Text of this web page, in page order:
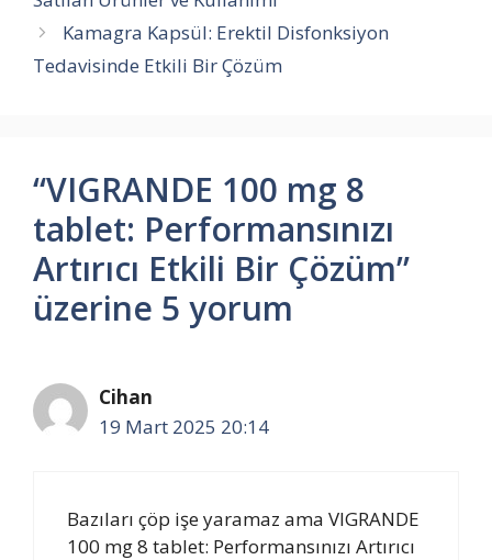
Kamagra Kapsül: Erektil Disfonksiyon
Tedavisinde Etkili Bir Çözüm
“VIGRANDE 100 mg 8
tablet: Performansınızı
Artırıcı Etkili Bir Çözüm”
üzerine 5 yorum
Cihan
19 Mart 2025 20:14
Bazıları çöp işe yaramaz ama VIGRANDE
100 mg 8 tablet: Performansınızı Artırıcı